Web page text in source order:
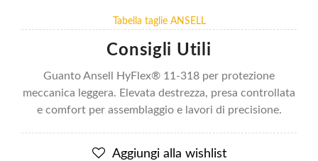
Tabella taglie ANSELL
Consigli Utili
Guanto Ansell HyFlex® 11-318 per protezione
meccanica leggera. Elevata destrezza, presa controllata
e comfort per assemblaggio e lavori di precisione.
Aggiungi alla wishlist